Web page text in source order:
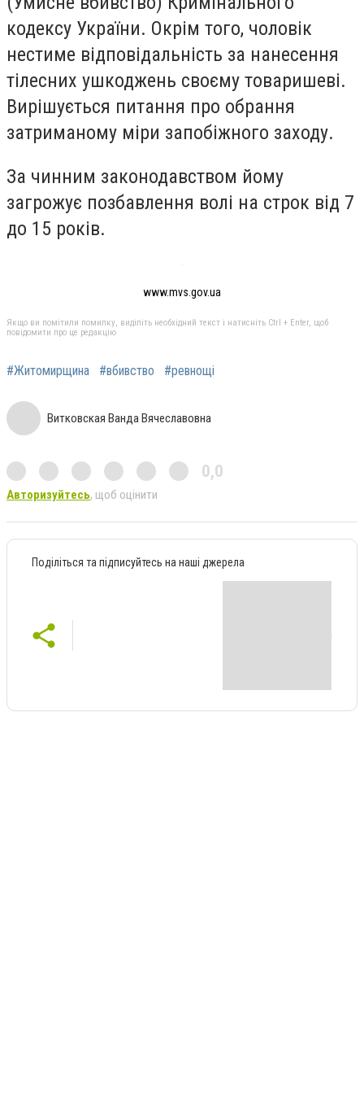
кодексу України. Окрім того, чоловік
нестиме відповідальність за нанесення
тілесних ушкоджень своєму товаришеві.
Вирішується питання про обрання
затриманому міри запобіжного заходу.
За чинним законодавством йому
загрожує позбавлення волі на строк від 7
до 15 років.
www.mvs.gov.ua
Якщо ви помітили помилку, виділіть необхідний текст і натисніть Ctrl + Enter, щоб
повідомити про це редакцію
#Житомирщина #вбивство #ревнощі
Витковская Ванда Вячеславовна
0,0
Авторизуйтесь, щоб оцінити
Поділіться та підписуйтесь на наші джерела